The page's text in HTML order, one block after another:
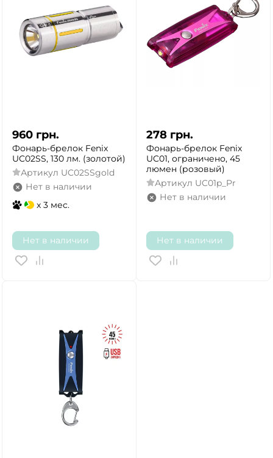
960 грн.
Фонарь-брелок Fenix
UC02SS, 130 лм. (золотой)
Артикул UC02SSgold
Нет в наличии
x 3 мес.
Нет в наличии
278 грн.
Фонарь-брелок Fenix
UC01, ограничено, 45
люмен (розовый)
Артикул UC01p_Pr
Нет в наличии
Нет в наличии